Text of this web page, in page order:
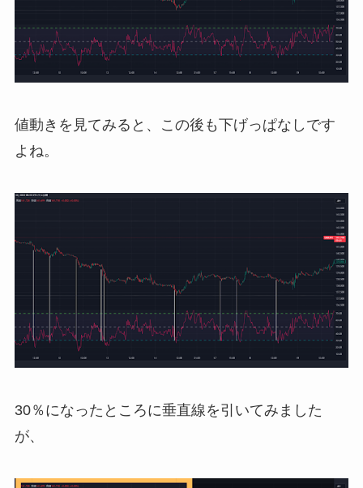
値動きを見てみると、この後も下げっぱなしです
よね。
30％になったところに垂直線を引いてみました
が、